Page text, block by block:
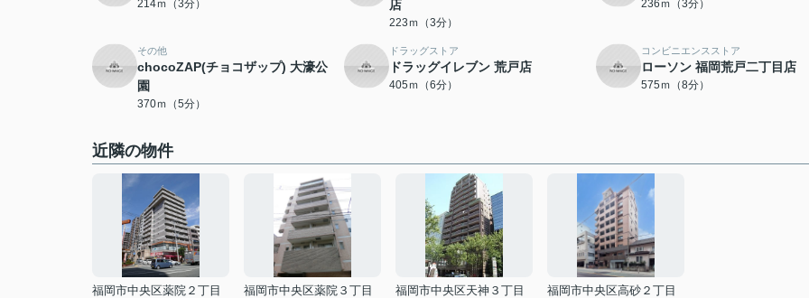
214ｍ（3分）
店
223ｍ（3分）
236ｍ（3分）
その他
chocoZAP(チョコザップ) 大濠公
園
370ｍ（5分）
ドラッグストア
ドラッグイレブン 荒戸店
405ｍ（6分）
コンビニエンスストア
ローソン 福岡荒戸二丁目店
575ｍ（8分）
近隣の物件
福岡市中央区薬院２丁目
福岡市中央区薬院３丁目
福岡市中央区天神３丁目
福岡市中央区高砂２丁目